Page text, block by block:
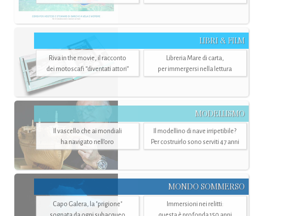
LIBRI & FILM
Riva in the movie, il racconto
dei motoscafi “diventati attori”
Libreria Mare di carta,
per immergersi nella lettura
MODELLISMO
Il vascello che ai mondiali
ha navigato nell’oro
Il modellino di nave irripetibile?
Per costruirlo sono serviti 47 anni
MONDO SOMMERSO
Capo Galera, la "prigione"
Immersioni nei relitti: